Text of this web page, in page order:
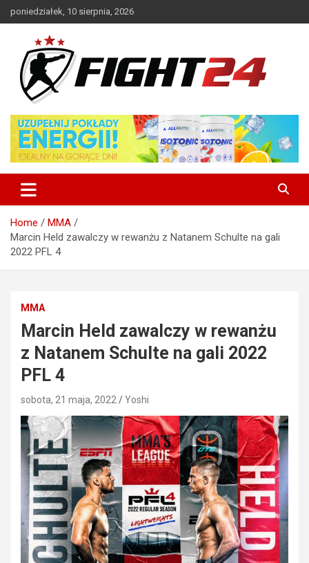
to
poniedziałek, 10 sierpnia, 2026
FIGHT24.PL – MMA i K-1, UFC
Home
MMA
Marcin Held zawalczy w rewanżu z Natanem Schulte na gali
2022 PFL 4
MMA
Marcin Held zawalczy w rewanżu
z Natanem Schulte na gali 2022
PFL 4
sobota, 21 maja, 2022 Yoshi